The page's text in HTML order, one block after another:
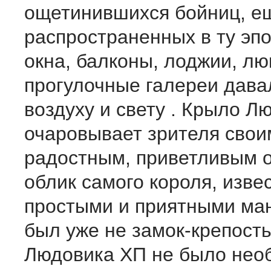
ощетинившихся бойниц,
распространенных в ту
окна, балконы, лоджии,
прогулочные галереи
воздуху и свету . Крыло
очаровывает зрителя
радостным, приветливым
облик самого короля,
простыми и приятными
был уже не замок-
Людовика ХП не было